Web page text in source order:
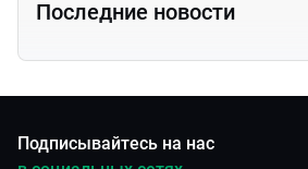
Последние новости
Подписывайтесь на нас